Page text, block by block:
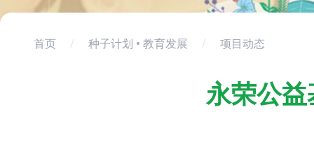
首页 / 种子计划 • 教育发展 / 项目动态
永荣公